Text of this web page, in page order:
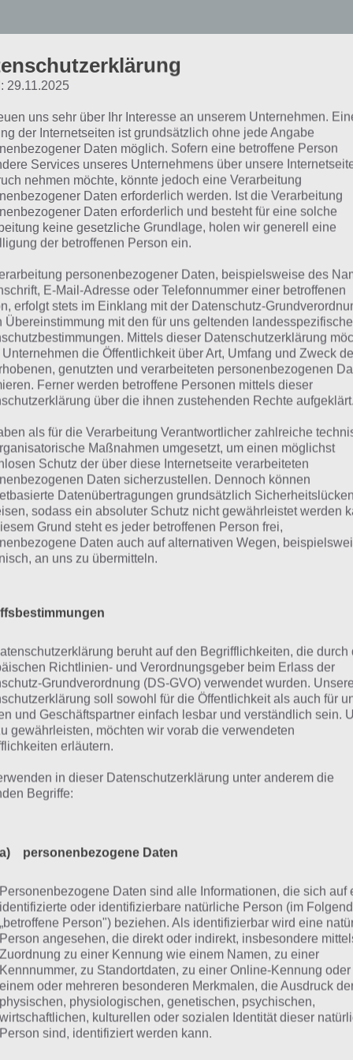
2013:
O-Mat?
Wahl-O-Mat soll dabei helfen, die richtige Partei für
verschiedene Fragen gestellt, welche man
Am Ende bekommt man dann eine Auswertung, mit
2013 man die größten Gemeinsamkeiten hat.
Wahl-O-Mat App steht für Android und iOS kostenlos zur
soll die Wahl-O-Mat App auch erscheinen
Aber was genau bringt einem der Wahl-O-Mat?
man wählen soll, sondern dient lediglich der
man die meisten Übereinstimmungen hat. Dabei geht
so weiter. Jede Frage kann man dabei mit Stimme zu,
Ende folgt dann die Auswertung mit den Parteien,
sind.
nicht nur eine Auswertung bietet die Wahl-O-Mat App
wen man wählen soll. Die App bietet noch zahlreiche
und ein Wahllexikon. Zudem kann man sich die
gibt es den Wahl-O-Mat nicht nur zu
den Landtagswahlen. Zur Landtagswahl in Bayern wird
2013 starten. Für die Landtagswahl in Hessen ist
also zur Bundestagswahl 2013 nicht weiß, ob er CDU,
andere Partei wählen soll, der sollte sich die App
herunterladen. Ab dem 29. August 2013
Meinungen mit denen der Parteien zu
man auf jedenfall.
O-Mat zur
nutzen
bereits erwähnt kann man den Wahl-O-mat über
es diesen als Internetseite. Unterwww.wahl-o-mat.de
geben, diesen Test zu machen. Das ganze kann
sondern seit neustem durch die Wahl-O-Mat App
oder Tablet.
29.11.2025
uns sehr über Ihr Interesse an unserem Unternehmen.
der Internetseiten ist grundsätzlich ohne jede Angabe
Daten möglich. Sofern eine betroffene Person
Services unseres Unternehmens über unsere
nehmen möchte, könnte jedoch eine Verarbeitung
Daten erforderlich werden. Ist die Verarbeitung
Daten erforderlich und besteht für eine solche
keine gesetzliche Grundlage, holen wir generell eine
der betroffenen Person ein.
personenbezogener Daten, beispielsweise des
E-Mail-Adresse oder Telefonnummer einer betroffenen
erfolgt stets im Einklang mit der Datenschutz-
Übereinstimmung mit den für uns geltenden
Mittels dieser Datenschutzerklärung
Unternehmen die Öffentlichkeit über Art, Umfang und Zweck
genutzten und verarbeiteten personenbezogenen
Ferner werden betroffene Personen mittels dieser
über die ihnen zustehenden Rechte aufgeklärt.
als für die Verarbeitung Verantwortlicher zahlreiche
Maßnahmen umgesetzt, um einen möglichst
Schutz der über diese Internetseite verarbeiteten
Daten sicherzustellen. Dennoch können
Datenübertragungen grundsätzlich Sicherheitslücken
sodass ein absoluter Schutz nicht gewährleistet werden
Grund steht es jeder betroffenen Person frei,
Daten auch auf alternativen Wegen,
an uns zu übermitteln.
beruht auf den Begrifflichkeiten, die durch
Richtlinien- und Verordnungsgeber beim Erlass der
Grundverordnung (DS-GVO) verwendet wurden. Unsere
soll sowohl für die Öffentlichkeit als auch für
und Geschäftspartner einfach lesbar und verständlich sein.
gewährleisten, möchten wir vorab die verwendeten
erläutern.
in dieser Datenschutzerklärung unter anderem die
Begriffe:
a) personenbezogene Daten
Personenbezogene Daten sind alle Informationen, die sich auf
identifizierte oder identifizierbare natürliche Person (im
„betroffene Person") beziehen. Als identifizierbar wird eine
Person angesehen, die direkt oder indirekt, insbesondere
Zuordnung zu einer Kennung wie einem Namen, zu einer
Kennnummer, zu Standortdaten, zu einer Online-Kennung oder
einem oder mehreren besonderen Merkmalen, die Ausdruck
physischen, physiologischen, genetischen, psychischen,
wirtschaftlichen, kulturellen oder sozialen Identität dieser
Person sind, identifiziert werden kann.